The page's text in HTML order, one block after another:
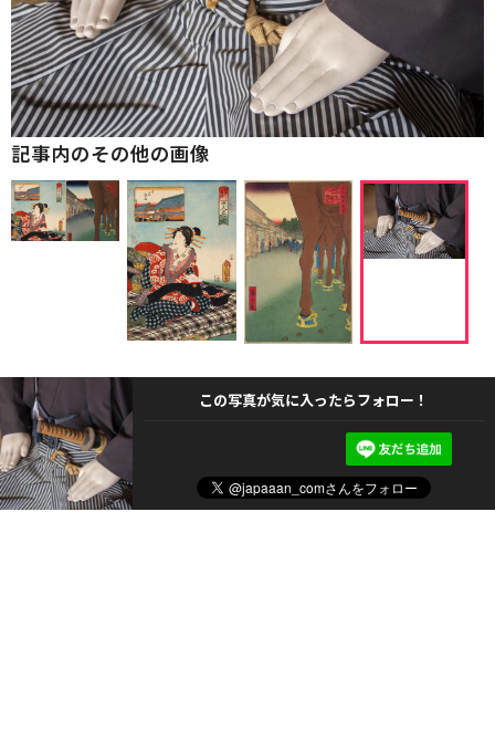
記事内のその他の画像
この写真が気に入ったらフォロー！